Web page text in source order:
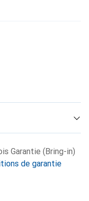
Garantie (Bring-in)
de garantie